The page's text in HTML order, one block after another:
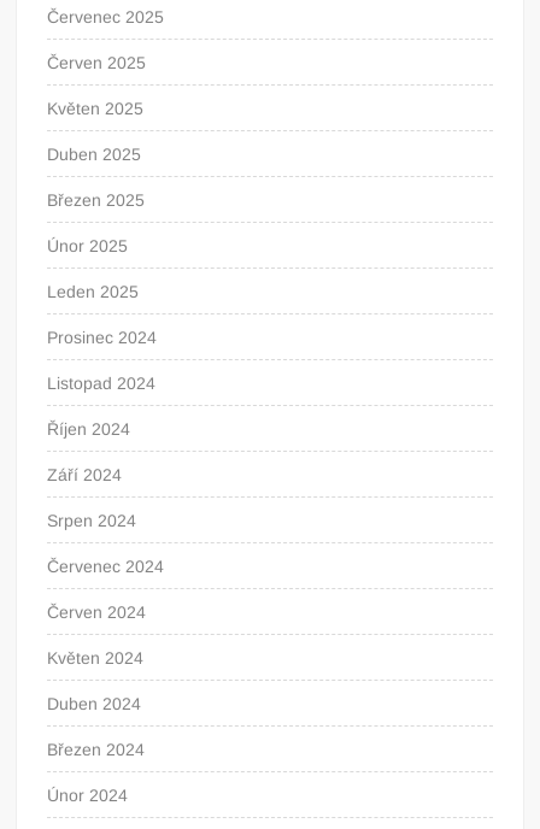
Červenec 2025
Červen 2025
Květen 2025
Duben 2025
Březen 2025
Únor 2025
Leden 2025
Prosinec 2024
Listopad 2024
Říjen 2024
Září 2024
Srpen 2024
Červenec 2024
Červen 2024
Květen 2024
Duben 2024
Březen 2024
Únor 2024